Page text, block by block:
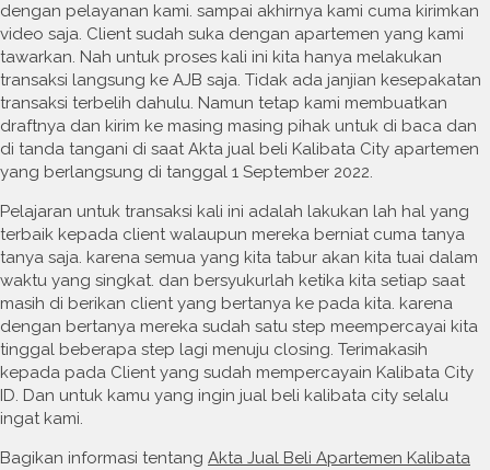
dengan pelayanan kami. sampai akhirnya kami cuma kirimkan
video saja. Client sudah suka dengan apartemen yang kami
tawarkan. Nah untuk proses kali ini kita hanya melakukan
transaksi langsung ke AJB saja. Tidak ada janjian kesepakatan
transaksi terbelih dahulu. Namun tetap kami membuatkan
draftnya dan kirim ke masing masing pihak untuk di baca dan
di tanda tangani di saat Akta jual beli Kalibata City apartemen
yang berlangsung di tanggal 1 September 2022.
Pelajaran untuk transaksi kali ini adalah lakukan lah hal yang
terbaik kepada client walaupun mereka berniat cuma tanya
tanya saja. karena semua yang kita tabur akan kita tuai dalam
waktu yang singkat. dan bersyukurlah ketika kita setiap saat
masih di berikan client yang bertanya ke pada kita. karena
dengan bertanya mereka sudah satu step meempercayai kita
tinggal beberapa step lagi menuju closing. Terimakasih
kepada pada Client yang sudah mempercayain Kalibata City
ID. Dan untuk kamu yang ingin jual beli kalibata city selalu
ingat kami.
Bagikan informasi tentang Akta Jual Beli Apartemen Kalibata